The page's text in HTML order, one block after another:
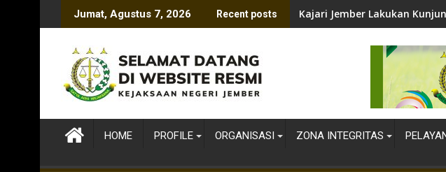
to
Jumat, Agustus 7, 2026 Recent posts Kajari Jember Lakukan
HOME PROFILE ORGANISASI ZONA INTEGRITAS